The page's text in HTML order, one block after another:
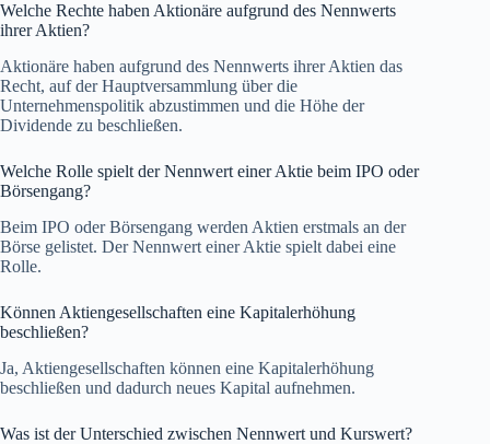
Welche Rechte haben Aktionäre aufgrund des Nennwerts
ihrer Aktien?
Aktionäre haben aufgrund des Nennwerts ihrer Aktien das
Recht, auf der Hauptversammlung über die
Unternehmenspolitik abzustimmen und die Höhe der
Dividende zu beschließen.
Welche Rolle spielt der Nennwert einer Aktie beim IPO oder
Börsengang?
Beim IPO oder Börsengang werden Aktien erstmals an der
Börse gelistet. Der Nennwert einer Aktie spielt dabei eine
Rolle.
Können Aktiengesellschaften eine Kapitalerhöhung
beschließen?
Ja, Aktiengesellschaften können eine Kapitalerhöhung
beschließen und dadurch neues Kapital aufnehmen.
Was ist der Unterschied zwischen Nennwert und Kurswert?